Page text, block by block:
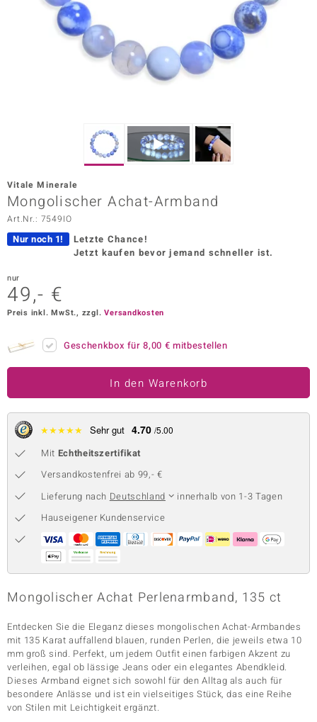
Vogue
Collection
BY DE MELO
Collection
Classics
Vitale Minerale
Mongolischer Achat-Armband
Art.Nr.: 7549IO
Nur noch 1!
Letzte Chance!
Jetzt kaufen bevor jemand schneller ist.
nur
49,- €
Preis inkl. MwSt., zzgl.Versandkosten
Geschenkbox für8,00 € mitbestellen
In den Warenkorb
★★★★★ Sehr gut 4.70 /5.00
Mit Echtheitszertifikat
Versandkostenfrei ab 99,- €
Lieferung nach Deutschland
innerhalb von 1-3 Tagen
Hauseigener Kundenservice
Mongolischer Achat Perlenarmband, 135 ct
Entdecken Sie die Eleganz dieses mongolischen Achat-Armbandes
mit 135 Karat auffallend blauen, runden Perlen, die jeweils etwa 10
mm groß sind. Perfekt, um jedem Outfit einen farbigen Akzent zu
verleihen, egal ob lässige Jeans oder ein elegantes Abendkleid.
Dieses Armband eignet sich sowohl für den Alltag als auch für
besondere Anlässe und ist ein vielseitiges Stück, das eine Reihe
von Stilen mit Leichtigkeit ergänzt.